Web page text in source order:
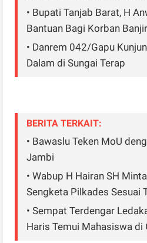
• Bupati Tanjab Barat, H
Bantuan Bagi Korban Banjir
• Danrem 042/Gapu
Dalam di Sungai Terap
BERITA TERKAIT:
• Bawaslu Teken MoU
Jambi
• Wabup H Hairan SH
Sengketa Pilkades Sesuai
• Sempat Terdengar
Haris Temui Mahasiswa di